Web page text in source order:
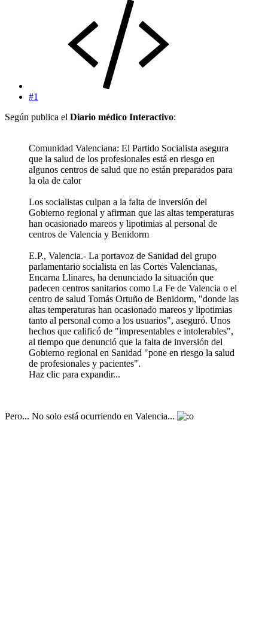
#1
Según publica el Diario médico Interactivo:
Comunidad Valenciana: El Partido Socialista asegura
que la salud de los profesionales está en riesgo en
algunos centros de salud que no están preparados para
la ola de calor
Los socialistas culpan a la falta de inversión del
Gobierno regional y afirman que las altas temperaturas
han ocasionado mareos y lipotimias al personal de
centros de Valencia y Benidorm
E.P., Valencia.- La portavoz de Sanidad del grupo
parlamentario socialista en las Cortes Valencianas,
Encarna Llinares, ha denunciado la situación que
padecen centros sanitarios como La Fe de Valencia o el
centro de salud Tomás Ortuño de Benidorm, "donde las
altas temperaturas han ocasionado mareos y lipotimias
tanto al personal como a los usuarios", aseguró. Unos
hechos que calificó de "impresentables e intolerables",
al tiempo que denunció que la falta de inversión del
Gobierno regional en Sanidad "pone en riesgo la salud
de profesionales y pacientes".
Haz clic para expandir...
Pero... No solo está ocurriendo en Valencia...